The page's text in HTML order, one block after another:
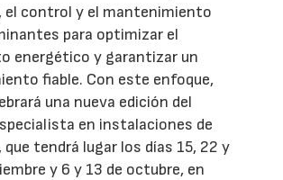
el control y el mantenimiento
para optimizar el
energético y garantizar un
fiable. Con este enfoque,
una nueva edición del
en instalaciones de
, que tendrá lugar los días 15, 22 y
y 6 y 13 de octubre, en